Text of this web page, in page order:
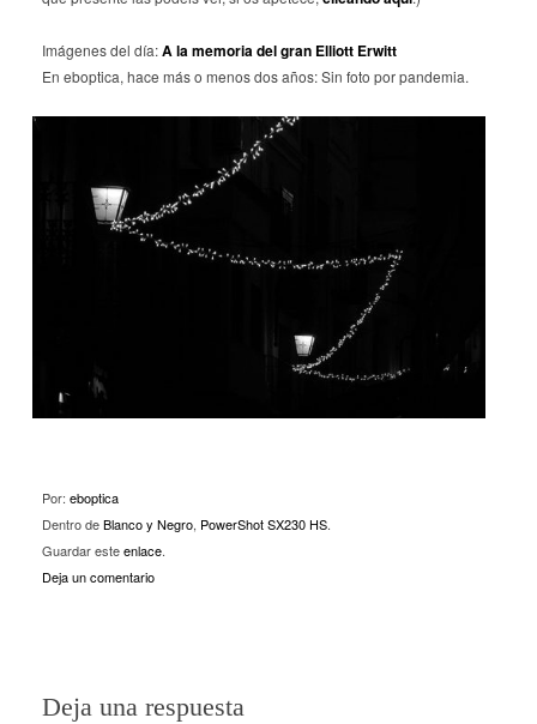
Imágenes del día:A la memoria del gran Elliott Erwitt
En eboptica, hace más o menos dos años: Sin foto por pandemia.
Por: eboptica
Dentro deBlanco y Negro, PowerShot SX230 HS.
Guardar esteenlace.
Deja un comentario
Deja una respuesta